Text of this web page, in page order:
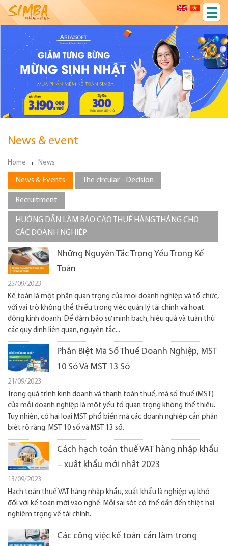
News & event
Home News
News & Events The circular - Decision
Recruitment
HƯỚNG DẪN LÀM BÁO CÁO THUẾ HÀNG THÁNG CHO
CÁC DOANH NGHIỆP
Những Nguyên Tắc Trọng Yếu Trong Kế
Toán
25/09/2023
Kế toán là một phần quan trọng của mọi doanh nghiệp và tổ chức,
với vai trò không thể thiếu trong việc quản lý tài chính và hoạt
động kinh doanh. Để đảm bảo sự minh bạch, hiệu quả và tuân thủ
các quy định liên quan, nguyên tắc...
Phân Biệt Mã Số Thuế Doanh Nghiệp, MST
10 Số Và MST 13 Số
21/09/2023
Trong quá trình kinh doanh và thanh toán thuế, mã số thuế (MST)
của mỗi doanh nghiệp là một yếu tố quan trọng không thể thiếu.
Tuy nhiên, có hai loại MST phổ biến mà các doanh nghiệp cần phân
biệt rõ ràng: MST 10 số và MST 13 số.
Cách hạch toán thuế VAT hàng nhập khẩu
– xuất khẩu mới nhất 2023
13/09/2023
Hạch toán thuế VAT hàng nhập khẩu, xuất khẩu là nghiệp vụ khó
đối với kế toán mới vào nghề. Mỗi sai sót có thể dẫn đến thiệt hại
nghiêm trọng về tài chính.
Các công việc kế toán cần làm trong